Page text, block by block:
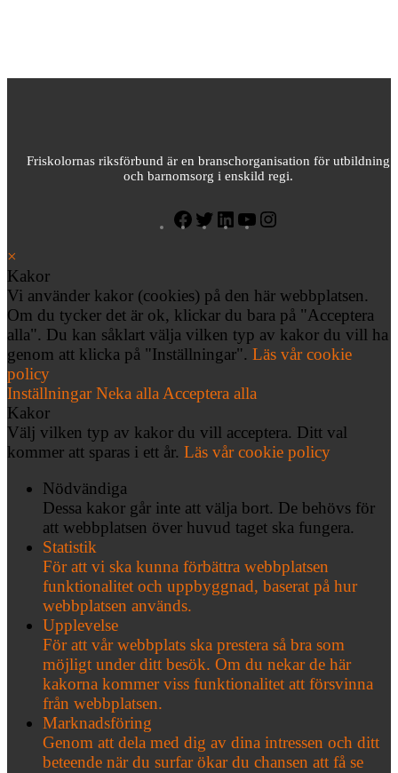
Friskolornas riksförbund är en branschorganisation för utbildning
och barnomsorg i enskild regi.
×
Kakor
Vi använder kakor (cookies) på den här webbplatsen.
Om du tycker det är ok, klickar du bara på "Acceptera
alla". Du kan såklart välja vilken typ av kakor du vill ha
genom att klicka på "Inställningar". Läs vår cookie
policy
InställningarNeka alla Acceptera alla
Kakor
Välj vilken typ av kakor du vill acceptera. Ditt val
kommer att sparas i ett år. Läs vår cookie policy
Nödvändiga
Dessa kakor går inte att välja bort. De behövs för
att webbplatsen över huvud taget ska fungera.
Statistik
För att vi ska kunna förbättra webbplatsen
funktionalitet och uppbyggnad, baserat på hur
webbplatsen används.
Upplevelse
För att vår webbplats ska prestera så bra som
möjligt under ditt besök. Om du nekar de här
kakorna kommer viss funktionalitet att försvinna
från webbplatsen.
Marknadsföring
Genom att dela med dig av dina intressen och ditt
beteende när du surfar ökar du chansen att få se